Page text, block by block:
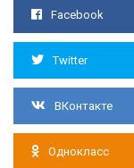
Facebook
Twitter
ВКонтакте
Однокласс